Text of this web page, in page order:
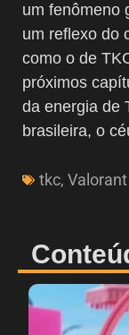
um fenômeno
um reflexo do
como o de
próximos
da energia de
brasileira, o
tkc, Valorant